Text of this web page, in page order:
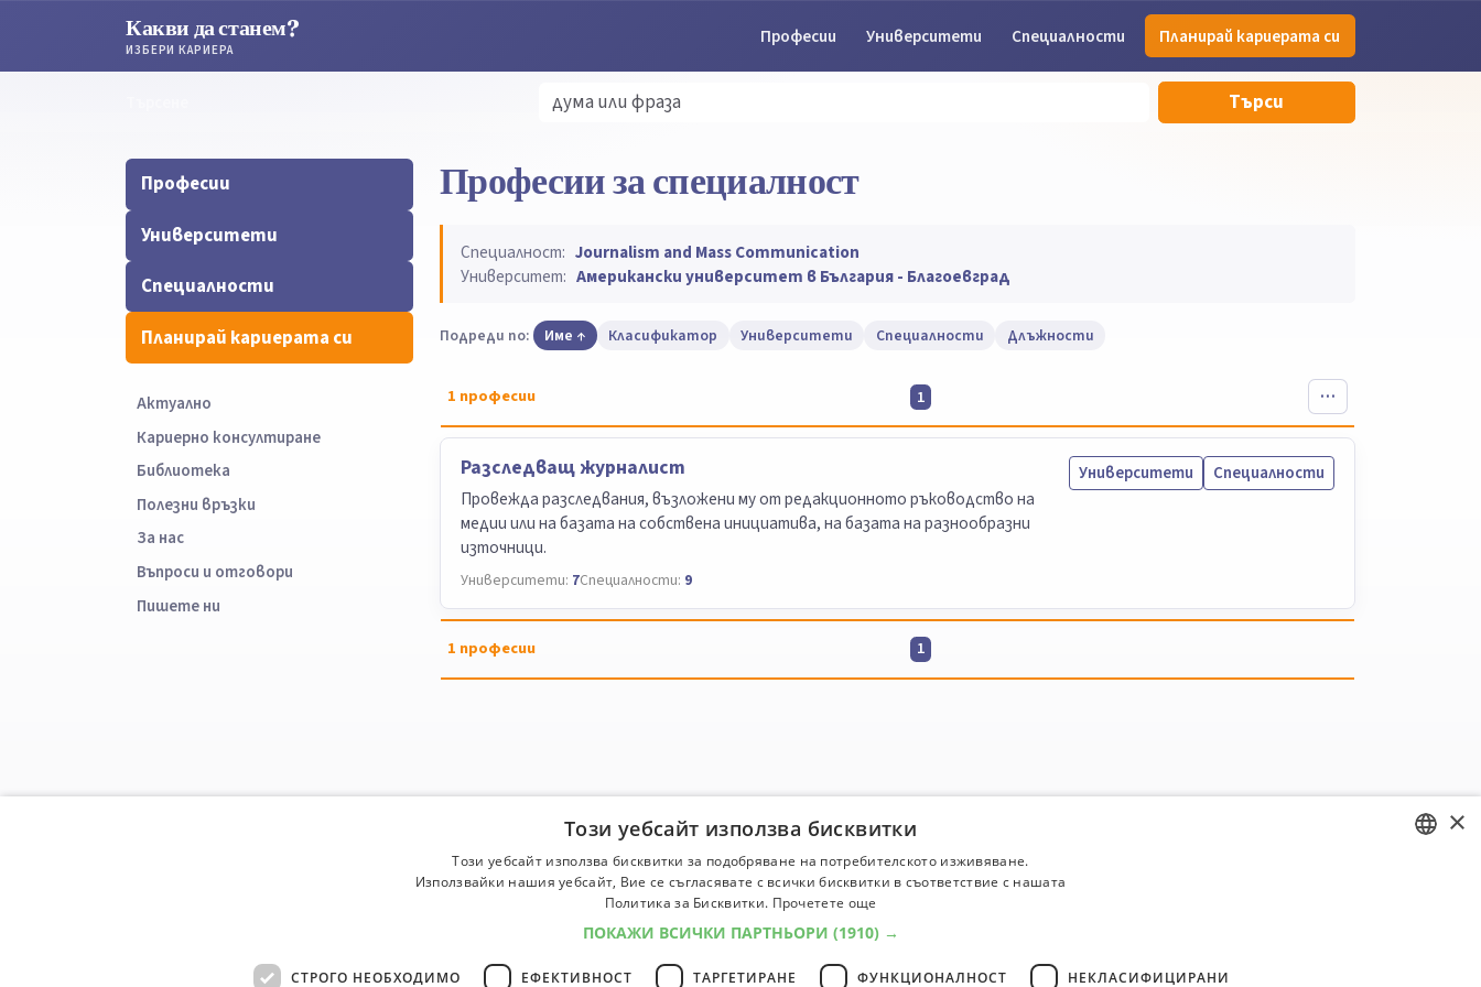
Какви да станем?
ИЗБЕРИ КАРИЕРА
Професии Университети Специалности Планирай кариерата си
Търси
Професии
Университети
Специалности
Планирай кариерата си
Актуално
Кариерно консултиране
Библиотека
Полезни връзки
За нас
Въпроси и отговори
Пишете ни
Професии за специалност
Специалност: Journalism and Mass Communication
Университет: Американски университет в България - Благоевград
Подреди по: Име Класификатор Университети Специалности Длъжности
1 професии 1
Разследващ журналист
Провежда разследвания, възложени му от редакционното ръководство на
медии или на базата на собствена инициатива, на базата на разнообразни
източници.
Университети: 7Специалности: 9
Университети Специалности
1 професии 1
×
Този уебсайт използва бисквитки
Този уебсайт използва бисквитки за подобряване на потребителското изживяване.
Използвайки нашия уебсайт, Вие се съгласявате с всички бисквитки в съответствие с нашата
Политика за Бисквитки. Прочетете още
ПОКАЖИ ВСИЧКИ ПАРТНЬОРИ (1910) →
СТРОГО НЕОБХОДИМО ЕФЕКТИВНОСТ ТАРГЕТИРАНЕ ФУНКЦИОНАЛНОСТ НЕКЛАСИФИЦИРАНИ